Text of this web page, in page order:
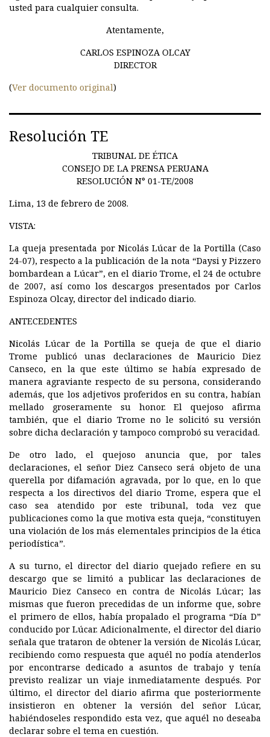
usted para cualquier consulta.
Atentamente,
CARLOS ESPINOZA OLCAY
DIRECTOR
(Ver documento original)
Resolución TE
TRIBUNAL DE ÉTICA
CONSEJO DE LA PRENSA PERUANA
RESOLUCIÓN N° 01-TE/2008
Lima, 13 de febrero de 2008.
VISTA:
La queja presentada por Nicolás Lúcar de la Portilla (Caso
24-07), respecto a la publicación de la nota “Daysi y Pizzero
bombardean a Lúcar”, en el diario Trome, el 24 de octubre
de 2007, así como los descargos presentados por Carlos
Espinoza Olcay, director del indicado diario.
ANTECEDENTES
Nicolás Lúcar de la Portilla se queja de que el diario
Trome publicó unas declaraciones de Mauricio Diez
Canseco, en la que este último se había expresado de
manera agraviante respecto de su persona, considerando
además, que los adjetivos proferidos en su contra, habían
mellado groseramente su honor. El quejoso afirma
también, que el diario Trome no le solicitó su versión
sobre dicha declaración y tampoco comprobó su veracidad.
De otro lado, el quejoso anuncia que, por tales
declaraciones, el señor Diez Canseco será objeto de una
querella por difamación agravada, por lo que, en lo que
respecta a los directivos del diario Trome, espera que el
caso sea atendido por este tribunal, toda vez que
publicaciones como la que motiva esta queja, “constituyen
una violación de los más elementales principios de la ética
periodística”.
A su turno, el director del diario quejado refiere en su
descargo que se limitó a publicar las declaraciones de
Mauricio Diez Canseco en contra de Nicolás Lúcar; las
mismas que fueron precedidas de un informe que, sobre
el primero de ellos, había propalado el programa “Día D”
conducido por Lúcar. Adicionalmente, el director del diario
señala que trataron de obtener la versión de Nicolás Lúcar,
recibiendo como respuesta que aquél no podía atenderlos
por encontrarse dedicado a asuntos de trabajo y tenía
previsto realizar un viaje inmediatamente después. Por
último, el director del diario afirma que posteriormente
insistieron en obtener la versión del señor Lúcar,
habiéndoseles respondido esta vez, que aquél no deseaba
declarar sobre el tema en cuestión.